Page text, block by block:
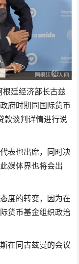
根廷经济部长古兹
府时期同国际货币
款谈判详情进行说
表也出席，同时决
媒体界也将会出
度的转变，因为在
货币基金组织政治
在同古兹曼的会议